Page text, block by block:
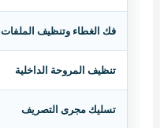
فك الغطاء وتنظيف الملفات
تنظيف المروحة الداخلية
تسليك مجرى التصريف